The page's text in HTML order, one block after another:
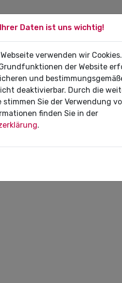
FÜR PATIENTEN
diese Funktion nutzen zu
Daten ist uns wichtig!
verwenden wir
der Website
und
deaktivierbar. Durch die
stimmen Sie der Verwendung
finden Sie in der
.